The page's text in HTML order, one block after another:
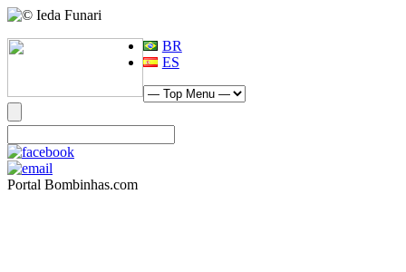
BR
ES
Portal Bombinhas.com